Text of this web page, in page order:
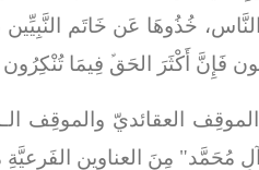
خُذُوهَا عَن خَاتَم
فَإِنَّ أَكْثَرَ الحَقﱢ فِيمَا تُنْكِرُون
العقائديّ والموقِف
مُحَمَّد" مِنَ العناوينِ